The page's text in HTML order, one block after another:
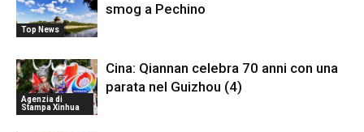
Top News
smog a Pechino
Agenzia di
Stampa Xinhua
Cina: Qiannan celebra 70 anni con una
parata nel Guizhou (4)